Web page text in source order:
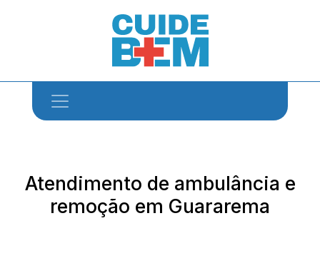
Atendimento de ambulância e
remoção em Guararema